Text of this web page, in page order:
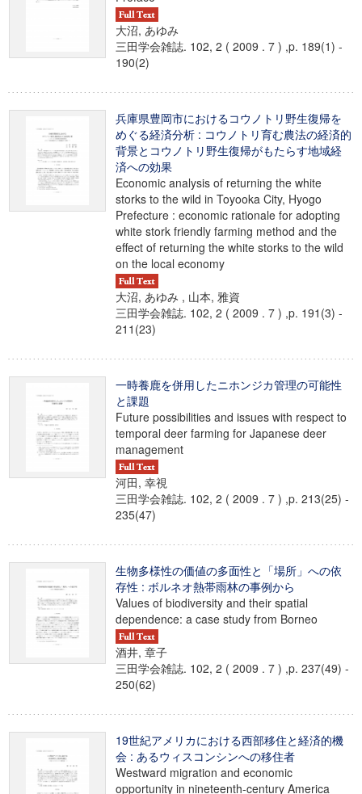
大沼, あゆみ
三田学会雑誌. 102, 2 ( 2009 . 7 ) ,p. 189(1) -
190(2)
兵庫県豊岡市におけるコウノトリ野生復帰を
めぐる経済分析 : コウノトリ育む農法の経済的
背景とコウノトリ野生復帰がもたらす地域経
済への効果
Economic analysis of returning the white
storks to the wild in Toyooka City, Hyogo
Prefecture : economic rationale for adopting
white stork friendly farming method and the
effect of returning the white storks to the wild
on the local economy
大沼, あゆみ , 山本, 雅資
三田学会雑誌. 102, 2 ( 2009 . 7 ) ,p. 191(3) -
211(23)
一時養鹿を併用したニホンジカ管理の可能性
と課題
Future possibilities and issues with respect to
temporal deer farming for Japanese deer
management
河田, 幸視
三田学会雑誌. 102, 2 ( 2009 . 7 ) ,p. 213(25) -
235(47)
生物多様性の価値の多面性と「場所」への依
存性 : ボルネオ熱帯雨林の事例から
Values of biodiversity and their spatial
dependence: a case study from Borneo
酒井, 章子
三田学会雑誌. 102, 2 ( 2009 . 7 ) ,p. 237(49) -
250(62)
19世紀アメリカにおける西部移住と経済的機
会 : あるウィスコンシンへの移住者
Westward migration and economic
opportunity in nineteenth-century America